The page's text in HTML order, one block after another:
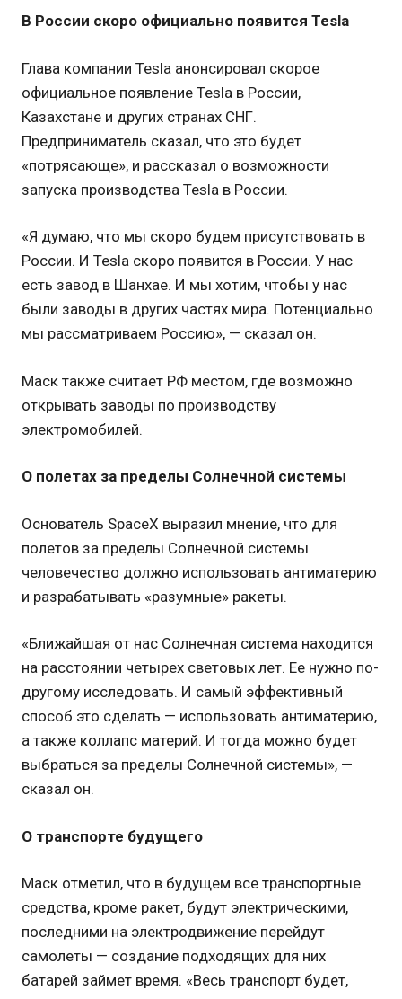
В России скоро официально появится Tesla
Глава компании Tesla анонсировал скорое
официальное появление Tesla в России,
Казахстане и других странах СНГ.
Предприниматель сказал, что это будет
«потрясающе», и рассказал о возможности
запуска производства Tesla в России.
«Я думаю, что мы скоро будем присутствовать в
России. И Teslа скоро появится в России. У нас
есть завод в Шанхае. И мы хотим, чтобы у нас
были заводы в других частях мира. Потенциально
мы рассматриваем Россию», — сказал он.
Маск также считает РФ местом, где возможно
открывать заводы по производству
электромобилей.
О полетах за пределы Солнечной системы
Основатель SpaceX выразил мнение, что для
полетов за пределы Солнечной системы
человечество должно использовать антиматерию
и разрабатывать «разумные» ракеты.
«Ближайшая от нас Солнечная система находится
на расстоянии четырех световых лет. Ее нужно по-
другому исследовать. И самый эффективный
способ это сделать — использовать антиматерию,
а также коллапс материй. И тогда можно будет
выбраться за пределы Солнечной системы», —
сказал он.
О транспорте будущего
Маск отметил, что в будущем все транспортные
средства, кроме ракет, будут электрическими,
последними на электродвижение перейдут
самолеты — создание подходящих для них
батарей займет время. «Весь транспорт будет,